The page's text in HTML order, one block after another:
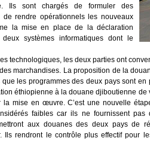
Ils sont chargés de formuler des
rendre opérationnels les nouveaux
la mise en place de la déclaration
systèmes informatiques dont le
technologiques, les deux parties ont
marchandises. La proposition de la
les programmes des deux pays sont
éthiopienne à la douane djiboutienne
la mise en œuvre. C’est une nouvelle
faibles car ils ne fournissent
aux douanes des deux pays
Ils rendront le contrôle plus effectif pour